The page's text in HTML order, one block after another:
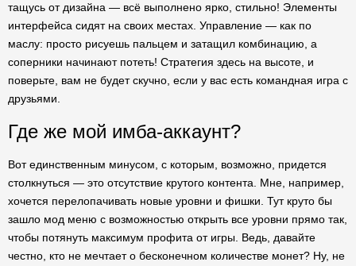
тащусь от дизайна — всё выполнено ярко, стильно! Элементы
интерфейса сидят на своих местах. Управление — как по
маслу: просто рисуешь пальцем и затащил комбинацию, а
соперники начинают потеть! Стратегия здесь на высоте, и
поверьте, вам не будет скучно, если у вас есть командная игра с
друзьями.
Где же мой имба-аккаунт?
Вот единственным минусом, с которым, возможно, придется
столкнуться — это отсутствие крутого контента. Мне, например,
хочется перелопачивать новые уровни и фишки. Тут круто бы
зашло мод меню с возможностью открыть все уровни прямо так,
чтобы потянуть максимум профита от игры. Ведь, давайте
честно, кто не мечтает о бесконечном количестве монет? Ну, не